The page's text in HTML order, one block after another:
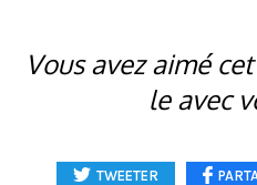
Vous avez aimé
le avec
TWEETER